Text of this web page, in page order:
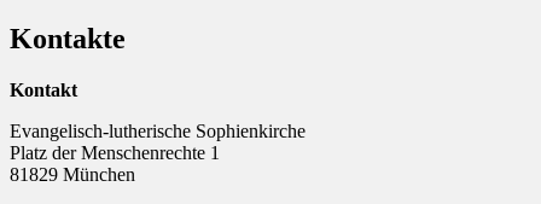
Kontakte
Kontakt
Evangelisch-lutherische Sophienkirche
Platz der Menschenrechte 1
81829 München